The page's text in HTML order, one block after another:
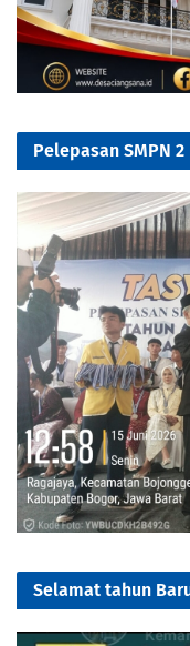
Pelepasan SMPN
Selamat tahun